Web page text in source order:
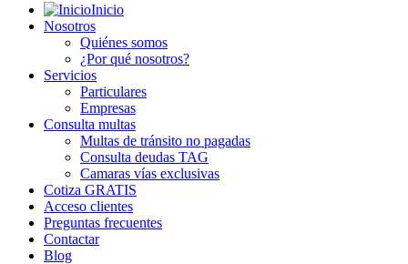
Inicio
Nosotros
Quiénes somos
¿Por qué nosotros?
Servicios
Particulares
Empresas
Consulta multas
Multas de tránsito no pagadas
Consulta deudas TAG
Camaras vías exclusivas
Cotiza GRATIS
Acceso clientes
Preguntas frecuentes
Contactar
Blog